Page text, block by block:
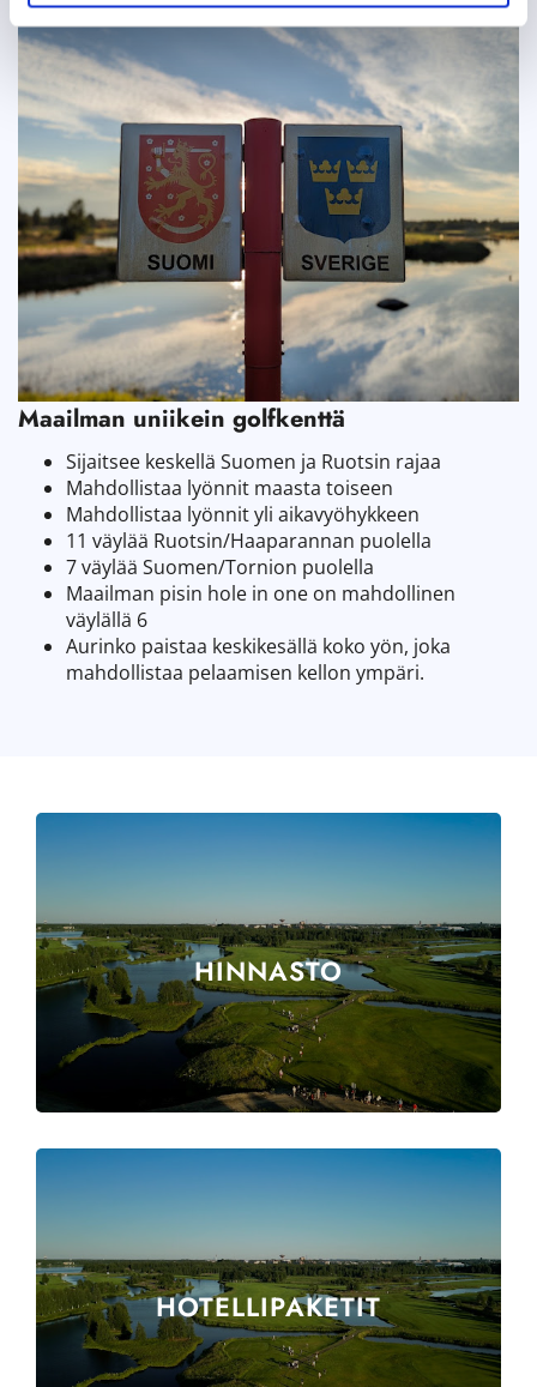
Maailman uniikein golfkenttä
Sijaitsee keskellä Suomen ja Ruotsin rajaa
Mahdollistaa lyönnit maasta toiseen
Mahdollistaa lyönnit yli aikavyöhykkeen
11 väylää Ruotsin/Haaparannan puolella
7 väylää Suomen/Tornion puolella
Maailman pisin hole in one on mahdollinen
väylällä 6
Aurinko paistaa keskikesällä koko yön, joka
mahdollistaa pelaamisen kellon ympäri.
HINNASTO
HOTELLIPAKETIT